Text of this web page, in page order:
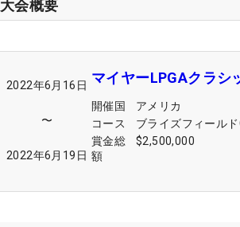
大会概要
2022年6月16日
〜
2022年6月19日
マイヤーLPGAクラシ
開催国
アメリカ
コース
ブライズフィールド
賞金総
額
$2,500,000